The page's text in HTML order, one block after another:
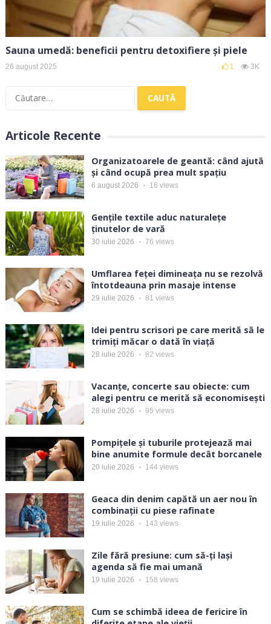
Sauna umedă: beneficii pentru detoxifiere și piele
26 august 2025 1 3K
Caută
Articole Recente
Organizatoarele de geantă: când ajută
și când ocupă prea mult spațiu
6 august 2026 16 views
Gențile textile aduc naturalețe
ținutelor de vară
30 iulie 2026 76 views
Umflarea feței dimineața nu se rezolvă
întotdeauna prin masaje intense
29 iulie 2026 81 views
Idei pentru scrisori pe care merită să le
trimiți măcar o dată în viață
28 iulie 2026 82 views
Vacanțe, concerte sau obiecte: cum
alegi pentru ce merită să economisești
28 iulie 2026 95 views
Pompițele și tuburile protejează mai
bine anumite formule decât borcanele
20 iulie 2026 144 views
Geaca din denim capătă un aer nou în
combinații cu piese rafinate
19 iulie 2026 143 views
Zile fără presiune: cum să-ți lași
agenda să fie mai umană
19 iulie 2026 158 views
Cum se schimbă ideea de fericire în